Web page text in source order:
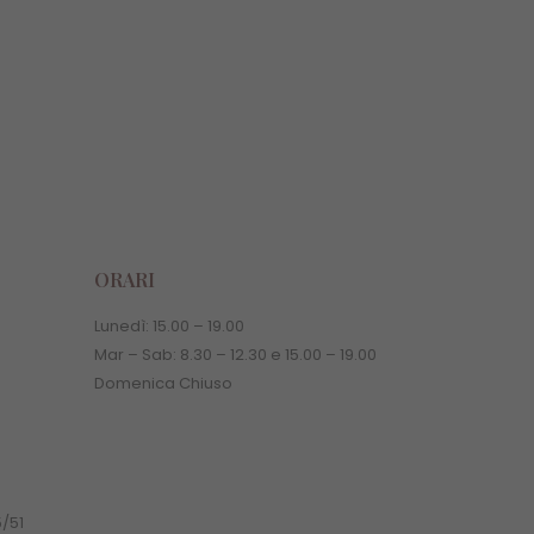
51
ORARI
Lunedì: 15.00 – 19.00
Mar – Sab: 8.30 – 12.30 e 15.00 – 19.00
Domenica Chiuso